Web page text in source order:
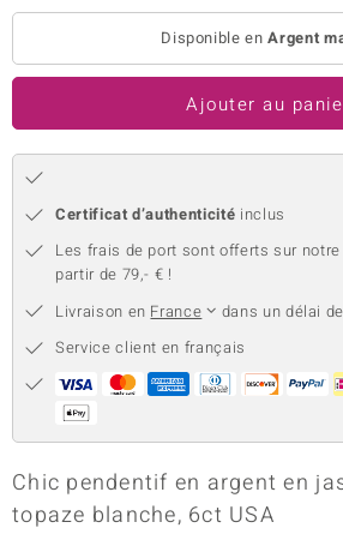
Disponible enArgent
Ajouter au
Certificat d’authenticité inclus
Les frais de port sont offerts sur
partir de 79,- € !
Livraison en France
dans un délai
Service client en français
Chic pendentif en argent en
topaze blanche, 6ct USA